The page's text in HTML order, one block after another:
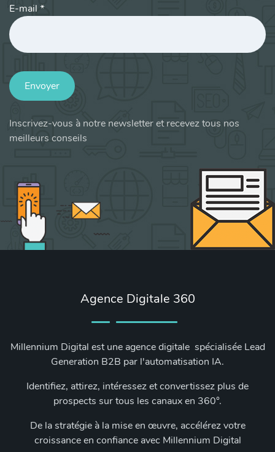
E-mail *
Envoyer
Inscrivez-vous à notre newsletter et recevez tous nos
meilleurs conseils
Agence Digitale 360
Millennium Digital est une agence digitale spécialisée Lead
Generation B2B par l'automatisation IA.
Identifiez, attirez, intéressez et convertissez plus de
prospects sur tous les canaux en 360°.
De la stratégie à la mise en œuvre, accélérez votre
croissance en confiance avec Millennium Digital